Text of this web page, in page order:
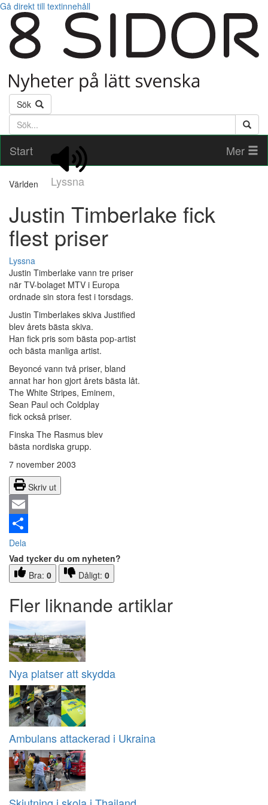
Gå direkt till textinnehåll
Sök
Söktext
Start
Lyssna
Mer
Världen
Justin Timberlake fick
flest priser
Lyssna
Justin Timberlake vann tre priser
när TV-bolaget MTV i Europa
ordnade sin stora fest i torsdags.
Justin Timberlakes skiva Justified
blev årets bästa skiva.
Han fick pris som bästa pop-artist
och bästa manliga artist.
Beyoncé vann två priser, bland
annat har hon gjort årets bästa låt.
The White Stripes, Eminem,
Sean Paul och Coldplay
fick också priser.
Finska The Rasmus blev
bästa nordiska grupp.
7 november 2003
Skriv ut
Email
Dela
Vad tycker du om nyheten?
Bra: 0 Dåligt: 0
Fler liknande artiklar
Nya platser att skydda
Ambulans attackerad i Ukraina